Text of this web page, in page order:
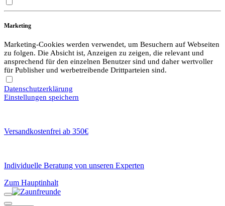
Marketing
Marketing-Cookies werden verwendet, um Besuchern auf Webseiten
zu folgen. Die Absicht ist, Anzeigen zu zeigen, die relevant und
ansprechend für den einzelnen Benutzer sind und daher wertvoller
für Publisher und werbetreibende Drittparteien sind.
Datenschutzerklärung
Einstellungen speichern
Versandkostenfrei ab 350€
Individuelle Beratung von unseren Experten
Zum Hauptinhalt